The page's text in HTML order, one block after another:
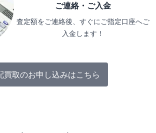
ご連絡・ご入金
査定額をご連絡後、すぐにご指定口座へご
入金します！
買取のお申し込みはこちら